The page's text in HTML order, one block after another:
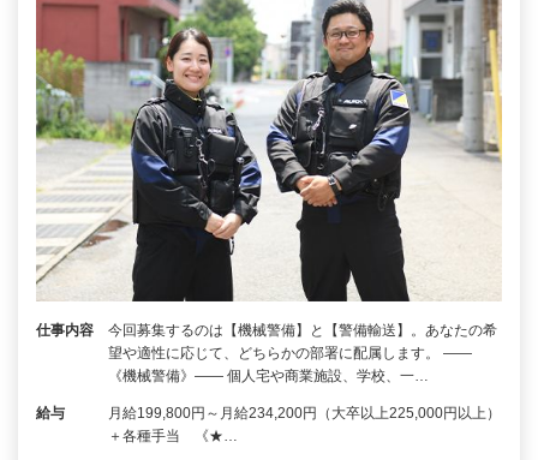
仕事内容
今回募集するのは【機械警備】と【警備輸送】。あなたの希
望や適性に応じて、どちらかの部署に配属します。 ――
《機械警備》―― 個人宅や商業施設、学校、一…
給与
月給199,800円～月給234,200円（大卒以上225,000円以上）
＋各種手当 《★…